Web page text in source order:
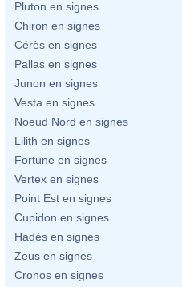
Pluton en signes
Chiron en signes
Cérès en signes
Pallas en signes
Junon en signes
Vesta en signes
Noeud Nord en signes
Lilith en signes
Fortune en signes
Vertex en signes
Point Est en signes
Cupidon en signes
Hadès en signes
Zeus en signes
Cronos en signes